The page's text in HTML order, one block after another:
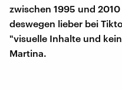
zwischen 1995 und
deswegen lieber bei
"visuelle Inhalte und
Martina.